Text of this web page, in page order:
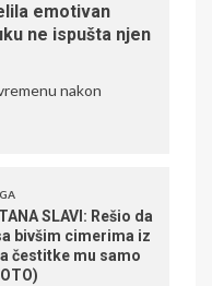
emotivan
ne ispušta njen
nakon
SLAVI: Rešio da
bivšim cimerima iz
a čestitke mu samo